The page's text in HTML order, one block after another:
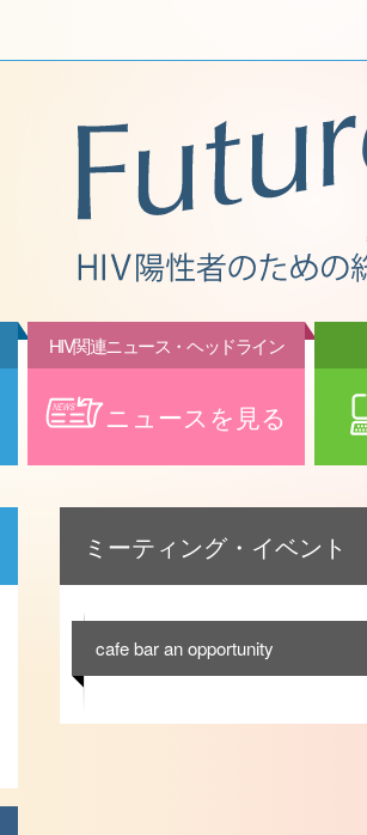
ニュースを見る
HIV関連ニュース・ヘッドライン
ミーティング・イベント
cafe bar an opportunity